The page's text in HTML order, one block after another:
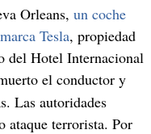
Orleans, un coche
Tesla, propiedad
del Hotel Internacional
el conductor y
Las autoridades
ataque terrorista. Por